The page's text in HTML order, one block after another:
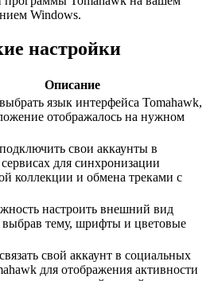
Windows.
настройки
Описание
язык интерфейса Tomahawk,
отображалось на нужном
свои аккаунты в
для синхронизации
коллекции и обмена треками с
настроить внешний вид
выбрав тему, шрифты и цветовые
свой аккаунт в социальных
для отображения активности